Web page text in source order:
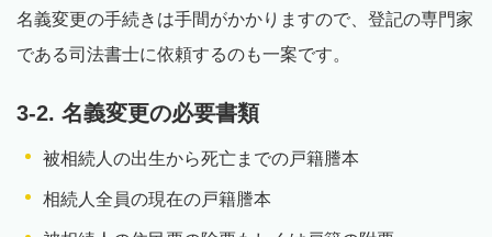
名義変更の手続きは手間がかかりますので、登記の専門家
である司法書士に依頼するのも一案です。
3-2. 名義変更の必要書類
被相続人の出生から死亡までの戸籍謄本
相続人全員の現在の戸籍謄本